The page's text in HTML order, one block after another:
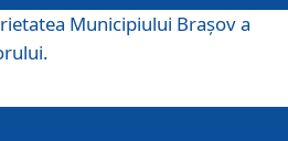
Municipiului Braşov a